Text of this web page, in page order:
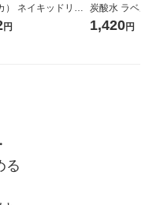
） ネイキッドリリ
柔軟剤 詰め替え 超
1セット（5個
円
炭酸水 ラベル
箱（24本入）
1,420円
る